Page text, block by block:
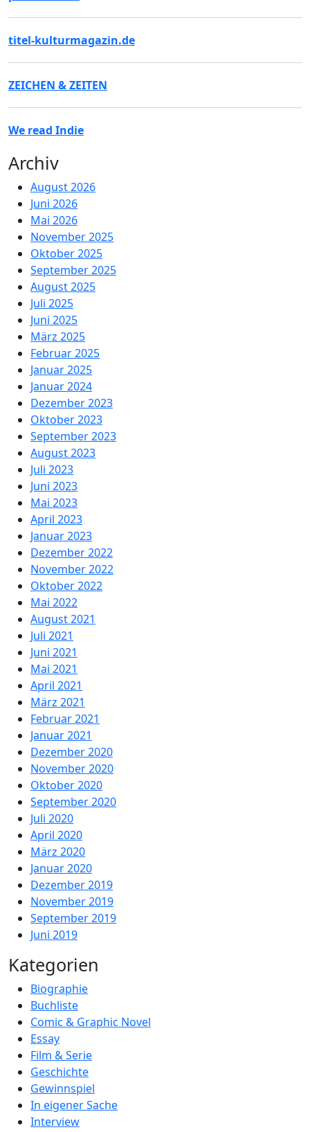
titel-kulturmagazin.de
ZEICHEN & ZEITEN
We read Indie
Archiv
August 2026
Juni 2026
Mai 2026
November 2025
Oktober 2025
September 2025
August 2025
Juli 2025
Juni 2025
März 2025
Februar 2025
Januar 2025
Januar 2024
Dezember 2023
Oktober 2023
September 2023
August 2023
Juli 2023
Juni 2023
Mai 2023
April 2023
Januar 2023
Dezember 2022
November 2022
Oktober 2022
Mai 2022
August 2021
Juli 2021
Juni 2021
Mai 2021
April 2021
März 2021
Februar 2021
Januar 2021
Dezember 2020
November 2020
Oktober 2020
September 2020
Juli 2020
April 2020
März 2020
Januar 2020
Dezember 2019
November 2019
September 2019
Juni 2019
Kategorien
Biographie
Buchliste
Comic & Graphic Novel
Essay
Film & Serie
Geschichte
Gewinnspiel
In eigener Sache
Interview